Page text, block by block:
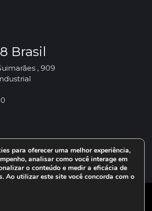
Brasil
, 909
– Todos os direitos reservados.
do Grupo
para oferecer uma melhor experiência,
analisar como você interage em
o conteúdo e medir a eficácia de
Ao utilizar este site você concorda com o